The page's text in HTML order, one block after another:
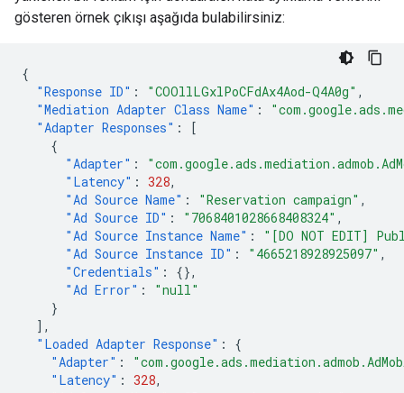
gösteren örnek çıkışı aşağıda bulabilirsiniz:
{
"Response ID" : "COOllLGxlPoCFdAx4Aod-Q4A0g" ,
"Mediation Adapter Class Name" :
"Adapter Responses" :
[
{
"Adapter" :
"Latency" : 328,
"Ad Source Name" : "Reservation campaign" ,
"Ad Source ID" : "7068401028668408324" ,
"Ad Source Instance Name" :
"[DO NOT EDIT]
"Ad Source Instance ID" : "4665218928925097" ,
"Credentials" :
{},
"Ad Error" :
"null"
}
],
"Loaded Adapter Response" :
{
"Adapter" :
"Latency" : 328,